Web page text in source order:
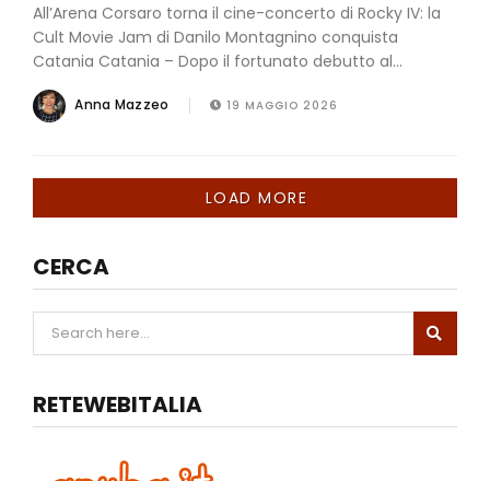
All’Arena Corsaro torna il cine-concerto di Rocky IV: la
Cult Movie Jam di Danilo Montagnino conquista
Catania Catania – Dopo il fortunato debutto al...
Anna Mazzeo 19 MAGGIO 2026
LOAD MORE
CERCA
RETEWEBITALIA